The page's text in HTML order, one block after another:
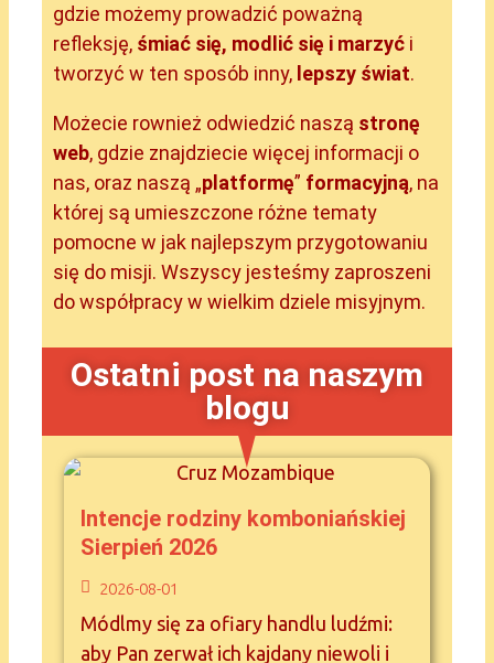
gdzie możemy prowadzić poważną
refleksję, śmiać się, modlić się i marzyć i
tworzyć w ten sposób inny, lepszy świat.
Możecie rownież odwiedzić naszą stronę
web, gdzie znajdziecie więcej informacji o
nas, oraz naszą „platformę” formacyjną, na
której są umieszczone różne tematy
pomocne w jak najlepszym przygotowaniu
się do misji. Wszyscy jesteśmy zaproszeni
do współpracy w wielkim dziele misyjnym.
Ostatni post na naszym
blogu
Intencje rodziny komboniańskiej
Sierpień 2026
2026-08-01
Módlmy się za ofiary handlu ludźmi:
aby Pan zerwał ich kajdany niewoli i